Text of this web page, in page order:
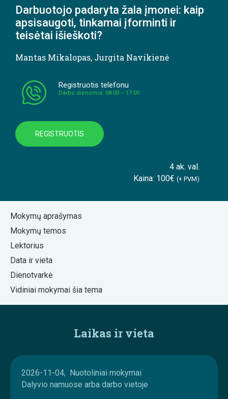
Darbuotojo padaryta žala įmonei: kaip
apsisaugoti, tinkamai įforminti ir
teisėtai išieškoti?
Mantas Mikalopas, Jurgita Navikienė
Registruotis telefonu
Darbo dienomis: 08:00 – 17:00
REGISTRUOTIS
4 ak. val.
Kaina: 100€ (+ PVM)
Mokymų aprašymas
Mokymų temos
Lektorius
Data ir vieta
Dienotvarkė
Vidiniai mokymai šia tema
Laikas ir vieta
2026-11-04, Nuotoliniai mokymai
Dalyvio namuose arba darbo vietoje